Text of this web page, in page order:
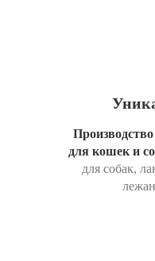
для кошек и
для собак,